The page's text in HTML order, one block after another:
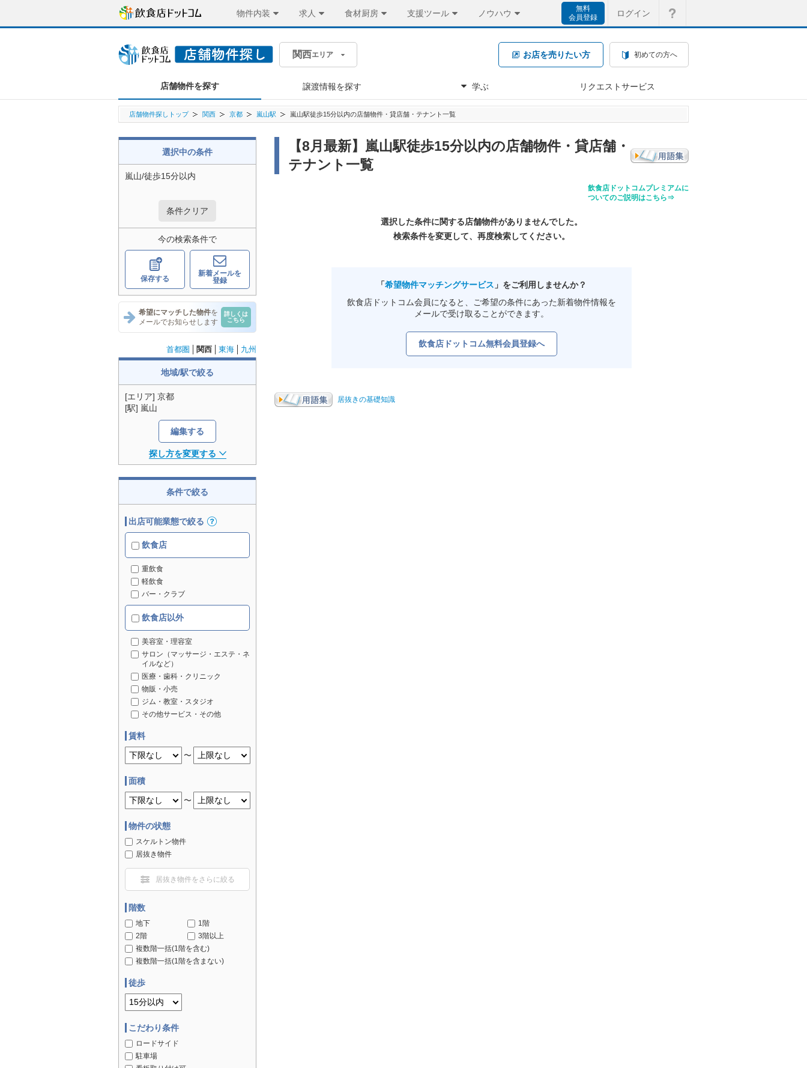
物件内装 求人 食材厨房 支援ツール ノウハウ
無料
会員登録
ログイン
関西エリア お店を売りたい方 初めての方へ
店舗物件を探す 譲渡情報を探す 学ぶ リクエストサービス
店舗物件探しトップ 関西 京都 嵐山駅 嵐山駅徒歩15分以内の店舗物件・貸店舗・テナント一覧
選択中の条件
嵐山/徒歩15分以内
条件クリア
今の検索条件で
保存する
新着メールを
登録
希望にマッチした物件を
メールでお知らせします
詳しくは
こちら
首都圏 関西 東海 九州
地域/駅で絞る
[エリア] 京都
[駅] 嵐山
編集する
探し方を変更する
条件で絞る
出店可能業態で絞る
飲食店
重飲食
軽飲食
バー・クラブ
飲食店以外
美容室・理容室
サロン（マッサージ・エステ・ネ
イルなど）
医療・歯科・クリニック
物販・小売
ジム・教室・スタジオ
その他サービス・その他
賃料
〜
面積
〜
物件の状態
スケルトン物件
居抜き物件
居抜き物件をさらに絞る
階数
地下
1階
2階
3階以上
複数階一括(1階を含む)
複数階一括(1階を含まない)
徒歩
こだわり条件
ロードサイド
駐車場
【8月最新】嵐山駅徒歩15分以内の店舗物件・貸店舗・
テナント一覧
飲食店ドットコムプレミアムに
ついてのご説明はこちら⇒
選択した条件に関する店舗物件がありませんでした。
検索条件を変更して、再度検索してください。
「希望物件マッチングサービス 」をご利用しませんか？
飲食店ドットコム会員になると、ご希望の条件にあった新着物件情報を
メールで受け取ることができます。
飲食店ドットコム無料会員登録へ
居抜きの基礎知識